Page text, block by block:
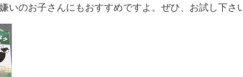
いのお子さんにもおすすめですよ。ぜひ、お試し下さ